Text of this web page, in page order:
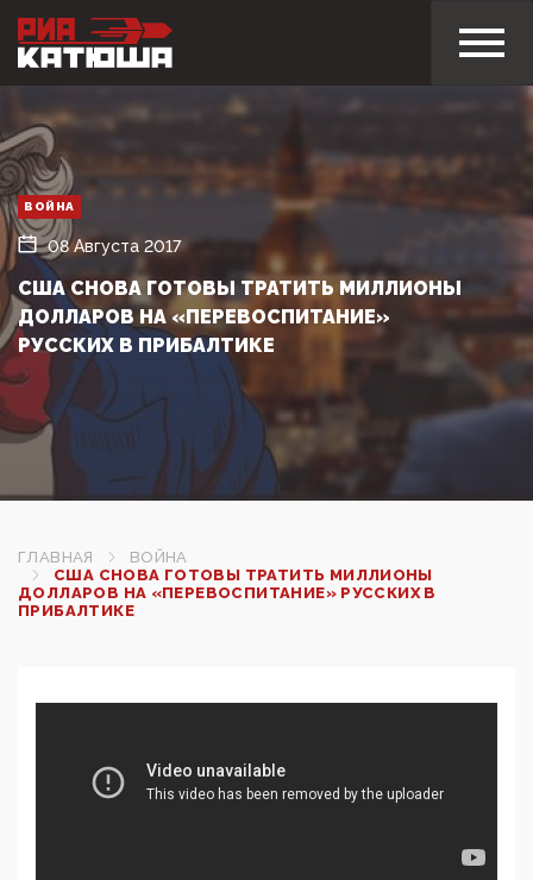
ВОЙНА
08 Августа 2017
США СНОВА ГОТОВЫ ТРАТИТЬ МИЛЛИОНЫ
ДОЛЛАРОВ НА «ПЕРЕВОСПИТАНИЕ»
РУССКИХ В ПРИБАЛТИКЕ
ГЛАВНАЯ
ВОЙНА
США СНОВА ГОТОВЫ ТРАТИТЬ МИЛЛИОНЫ
ДОЛЛАРОВ НА «ПЕРЕВОСПИТАНИЕ» РУССКИХ В
ПРИБАЛТИКЕ